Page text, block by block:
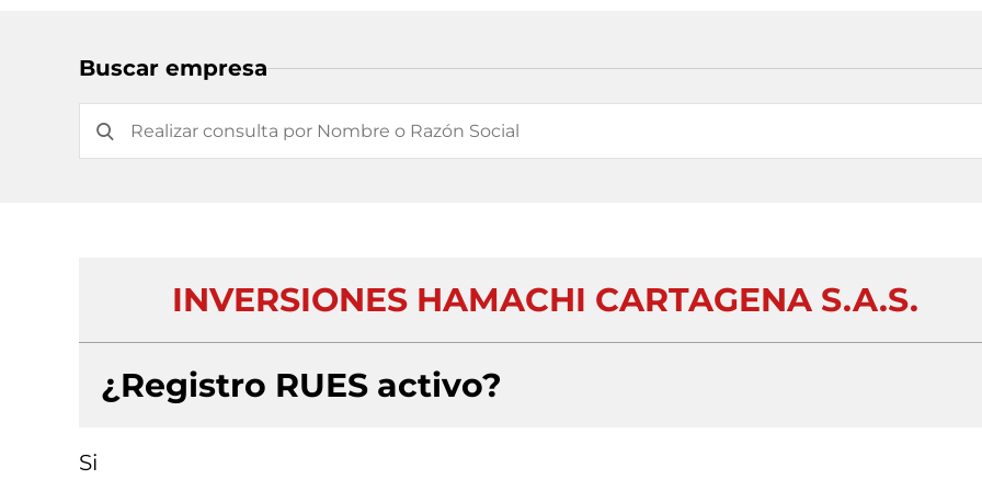
Buscar empresa
INVERSIONES HAMACHI CARTAGENA S.A.S.
¿Registro RUES activo?
Si